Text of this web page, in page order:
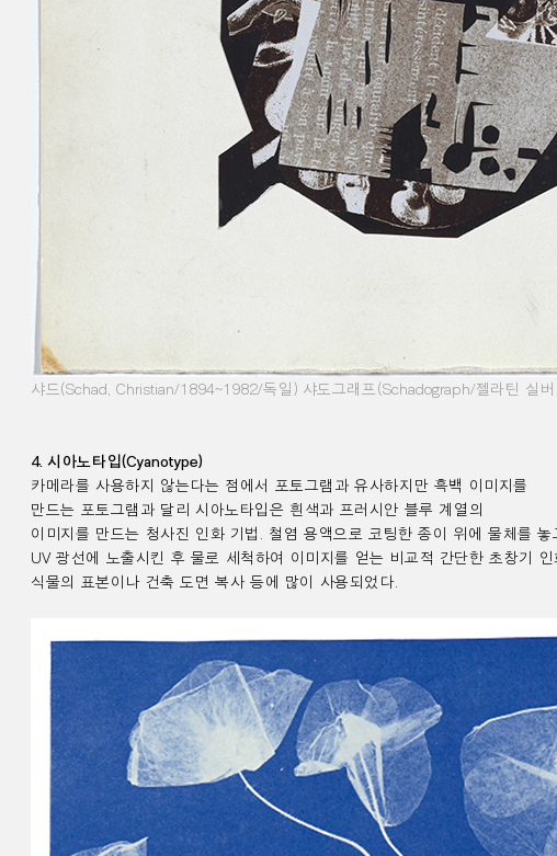
샤드 (Schad, Christian/1894~1982/독일 ) 샤도그래프 (Schadograph/젤라틴 실버
4.시아노타입(Cyanotype)
카메라를 사용하지 않는다는 점에서 포토그램과 유사하지만 흑백 이미지를
만드는 포토그램과 달리 시아노타입은 흰색과 프러시안 블루 계열의
이미지를 만드는 청사진 인화 기법. 철염 용액으로
코팅한 종이 위에 물체를 놓
UV광선에 노출시킨 후 물로 세척하여 이미지를 얻는 비교적 간단한 초창기 인
식물의 표본이나 건축 도면 복사 등에 많이 사용되었다.